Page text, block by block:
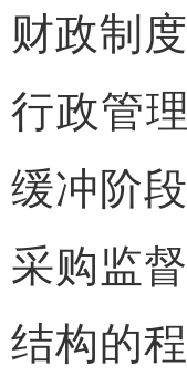
财政制
行政管
缓冲阶
采购监
结构的